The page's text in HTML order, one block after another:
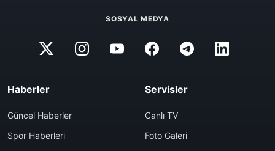
SOSYAL MEDYA
Haberler
Güncel Haberler
Spor Haberleri
Servisler
Canlı TV
Foto Galeri